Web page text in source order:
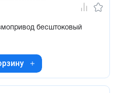
бесштоковый